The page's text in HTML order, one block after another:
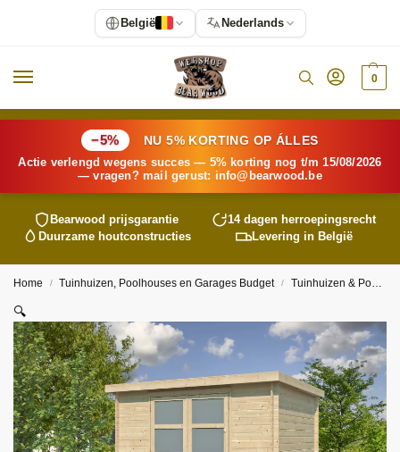
0
−5% NU 5% KORTING OP ÁLLES
Actie verlengd wegens succes — 5% korting nog t/m 15/08/2026
— vragen? mail gerust: info@ bearwood.be
Bearwood prijsgarantie
14 dagen herroepingsrecht
Duurzame houtconstructies
Levering in België
Home / Tuinhuizen, Poolhouses en Garages Budget / Tuinhuizen & Poolhouses
🔍
België Nederlands